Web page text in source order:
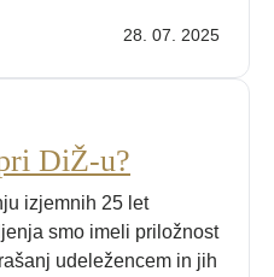
28. 07. 2025
DiŽ-u?
izjemnih 25 let
smo imeli priložnost
udeležencem in jih